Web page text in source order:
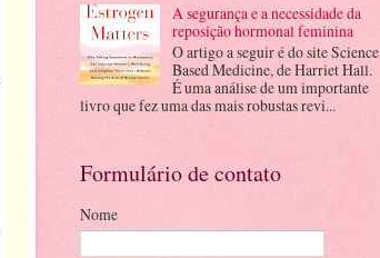
A segurança e a necessidade da
reposição hormonal feminina
O artigo a seguir é do site Science
Based Medicine, de Harriet Hall.
É uma análise de um importante
livro que fez uma das mais robustas revi...
Formulário de contato
Nome